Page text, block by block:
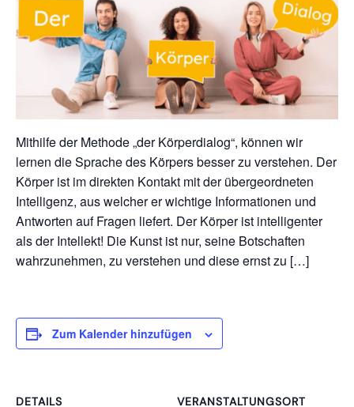
Mithilfe der Methode „der Körperdialog“, können wir
lernen die Sprache des Körpers besser zu verstehen. Der
Körper ist im direkten Kontakt mit der übergeordneten
Intelligenz, aus welcher er wichtige Informationen und
Antworten auf Fragen liefert. Der Körper ist intelligenter
als der Intellekt! Die Kunst ist nur, seine Botschaften
wahrzunehmen, zu verstehen und diese ernst zu […]
Zum Kalender hinzufügen
DETAILS VERANSTALTUNGSORT